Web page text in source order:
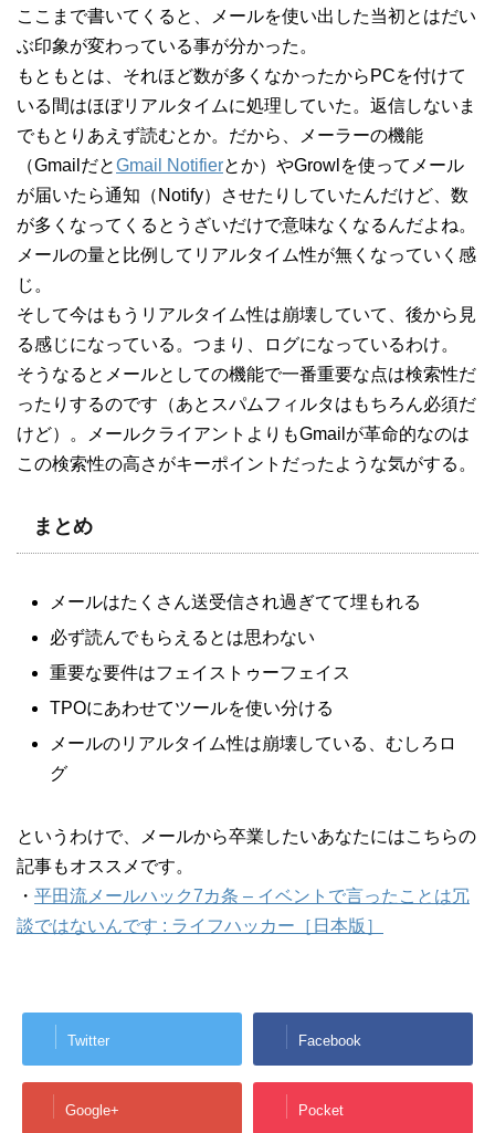
ここまで書いてくると、メールを使い出した当初とはだい
ぶ印象が変わっている事が分かった。
もともとは、それほど数が多くなかったからPCを付けて
いる間はほぼリアルタイムに処理していた。返信しないま
でもとりあえず読むとか。だから、メーラーの機能
（GmailだとGmail Notifierとか）やGrowlを使ってメール
が届いたら通知（Notify）させたりしていたんだけど、数
が多くなってくるとうざいだけで意味なくなるんだよね。
メールの量と比例してリアルタイム性が無くなっていく感
じ。
そして今はもうリアルタイム性は崩壊していて、後から見
る感じになっている。つまり、ログになっているわけ。
そうなるとメールとしての機能で一番重要な点は検索性だ
ったりするのです（あとスパムフィルタはもちろん必須だ
けど）。メールクライアントよりもGmailが革命的なのは
この検索性の高さがキーポイントだったような気がする。
まとめ
メールはたくさん送受信され過ぎてて埋もれる
必ず読んでもらえるとは思わない
重要な要件はフェイストゥーフェイス
TPOにあわせてツールを使い分ける
メールのリアルタイム性は崩壊している、むしろロ
グ
というわけで、メールから卒業したいあなたにはこちらの
記事もオススメです。
・ 平田流メールハック7カ条 – イベントで言ったことは冗
談ではないんです : ライフハッカー［日本版］
Twitter Facebook
Google+ Pocket